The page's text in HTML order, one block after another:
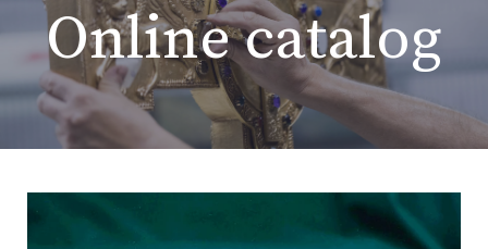
Online catalog